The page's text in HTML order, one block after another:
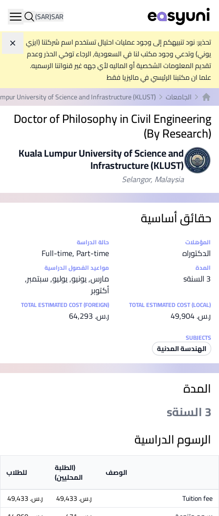
SAR
(SAR)
تحذير: نود تنبيهكم إلى وجود عمليات احتيال تستخدم اسم شركتنا (ايزي
يوني) وتدعي وجود مكتب لنا في السعودية, الرجاء توخي الحذر وعدم
تقديم المعلومات الشخصية أو الماليه لأي جهه غير قنواتنا الرسميه.
علما ان مكتبنا الرئيسي في ماليزيا فقط
الصفحة الرئيسية
الجامعات University of Science and Infrastructure (KLUST)
Doctor of Philosophy in Civil Engineering
(By Research)
Kuala Lumpur University of Science and
Infrastructure (KLUST)
Selangor, Malaysia
حقائق أساسية
إحصائيات
المؤهلات
الدكتوراه
حالة الدراسة
Full-time, Part-time
المدة
3 السنةs
مواعيد الفصول الدراسية
مارس, يونيو, يوليو, سبتمبر,
أكتوبر
TOTAL ESTIMATED COST (LOCAL)
ر.س.‏ 49,904
TOTAL ESTIMATED COST (FOREIGN)
ر.س.‏ 64,293
SUBJECTS
الهندسة المدنية
المدة
3 السنةs
الرسوم الدراسية
الوصف (الطلبة
المحليين) للطلاب
Tuition fee ر.س.‏ 49,433
ر.س.‏ 49,433